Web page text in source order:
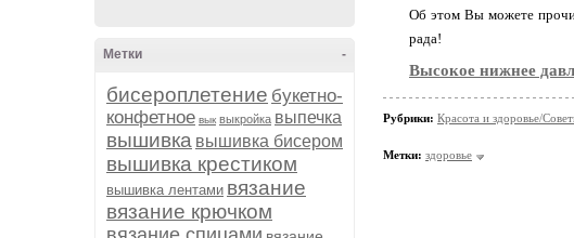
-
Метки
бисероплетение букетно-
конфетное вык выкройка выпечка
вышивка вышивка бисером
вышивка крестиком
вышивка лентами вязание
вязание крючком
Об этом Вы можете
рада!
Высокое нижнее
Рубрики: Красота и здоровье/
Метки: здоровье